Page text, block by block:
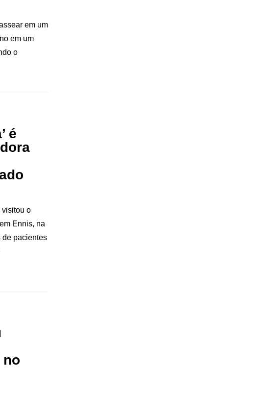
em um
em um
o
é
visitou o
Ennis, na
de pacientes
no